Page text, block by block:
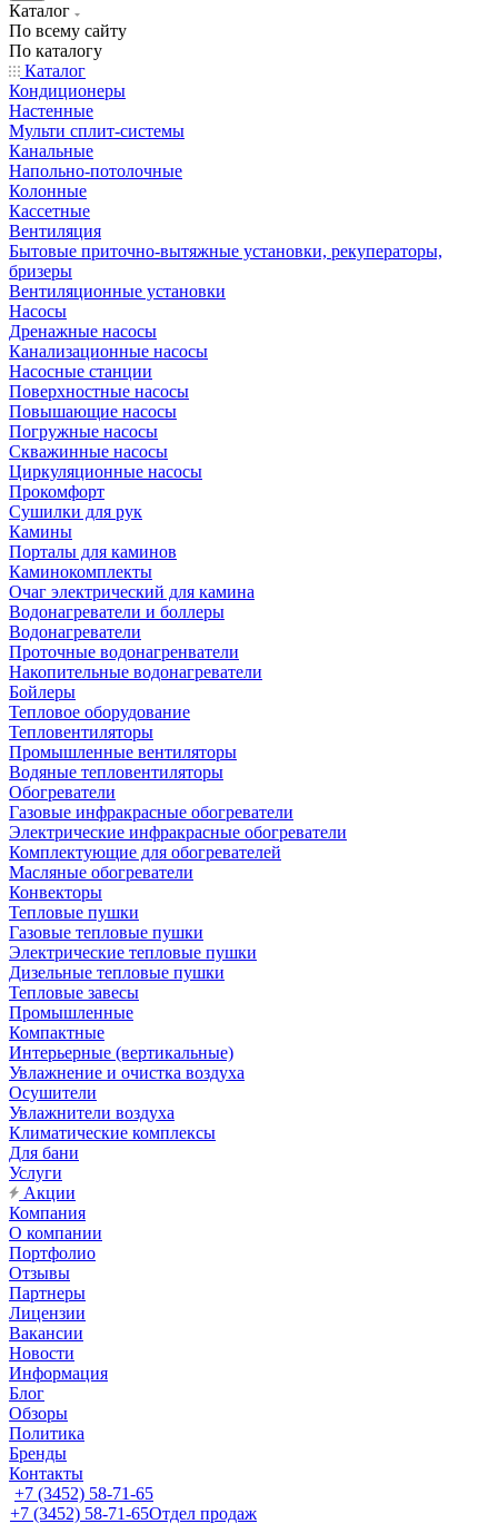
Каталог
По всему сайту
По каталогу
Каталог
Кондиционеры
Настенные
Мульти сплит-системы
Канальные
Напольно-потолочные
Колонные
Кассетные
Вентиляция
Бытовые приточно-вытяжные установки, рекуператоры,
бризеры
Вентиляционные установки
Насосы
Дренажные насосы
Канализационные насосы
Насосные станции
Поверхностные насосы
Повышающие насосы
Погружные насосы
Скважинные насосы
Циркуляционные насосы
Прокомфорт
Сушилки для рук
Камины
Порталы для каминов
Каминокомплекты
Очаг электрический для камина
Водонагреватели и боллеры
Водонагреватели
Проточные водонагренватели
Накопительные водонагреватели
Бойлеры
Тепловое оборудование
Тепловентиляторы
Промышленные вентиляторы
Водяные тепловентиляторы
Обогреватели
Газовые инфракрасные обогреватели
Электрические инфракрасные обогреватели
Комплектующие для обогревателей
Масляные обогреватели
Конвекторы
Тепловые пушки
Газовые тепловые пушки
Электрические тепловые пушки
Дизельные тепловые пушки
Тепловые завесы
Промышленные
Компактные
Интерьерные (вертикальные)
Увлажнение и очистка воздуха
Осушители
Увлажнители воздуха
Климатические комплексы
Для бани
Услуги
Акции
Компания
О компании
Портфолио
Отзывы
Партнеры
Лицензии
Вакансии
Новости
Информация
Блог
Обзоры
Политика
Бренды
Контакты
+7 (3452) 58-71-65
+7 (3452) 58-71-65Отдел продаж